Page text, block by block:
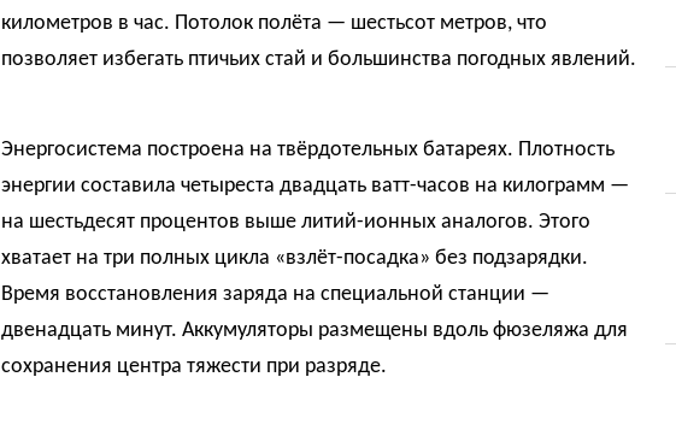
километров в час. Потолок полёта — шестьсот метров, что
позволяет избегать птичьих стай и большинства погодных явлений.
Энергосистема построена на твёрдотельных батареях. Плотность
энергии составила четыреста двадцать ватт-часов на килограмм —
на шестьдесят процентов выше литий-ионных аналогов. Этого
хватает на три полных цикла «взлёт-посадка» без подзарядки.
Время восстановления заряда на специальной станции —
двенадцать минут. Аккумуляторы размещены вдоль фюзеляжа для
сохранения центра тяжести при разряде.